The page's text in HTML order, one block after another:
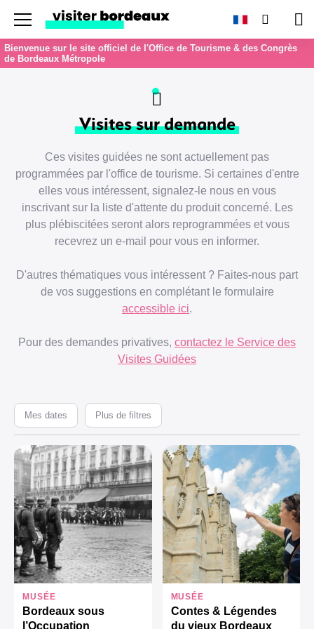
Menu
Bienvenue sur le site officiel de l'Office de Tourisme & des Congrès
de Bordeaux Métropole
Visites sur demande
Ces visites guidées ne sont actuellement pas
programmées par l'office de tourisme. Si certaines d'entre
elles vous intéressent, signalez-le nous en vous
inscrivant sur la liste d'attente du produit concerné. Les
plus plébiscitées seront alors reprogrammées et vous
recevrez un e-mail pour vous en informer.
D'autres thématiques vous intéressent ? Faites-nous part
de vos suggestions en complétant le formulaire
accessible ici.
Pour des demandes privatives, contactez le Service des
Visites Guidées
Mes dates Plus de filtres
MUSÉE
Bordeaux sous
l’Occupation
MUSÉE
Contes & Légendes
du vieux Bordeaux